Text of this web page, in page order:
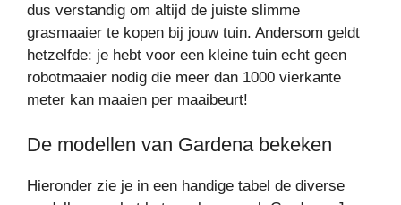
dus verstandig om altijd de juiste slimme
grasmaaier te kopen bij jouw tuin. Andersom geldt
hetzelfde: je hebt voor een kleine tuin echt geen
robotmaaier nodig die meer dan 1000 vierkante
meter kan maaien per maaibeurt!
De modellen van Gardena bekeken
Hieronder zie je in een handige tabel de diverse